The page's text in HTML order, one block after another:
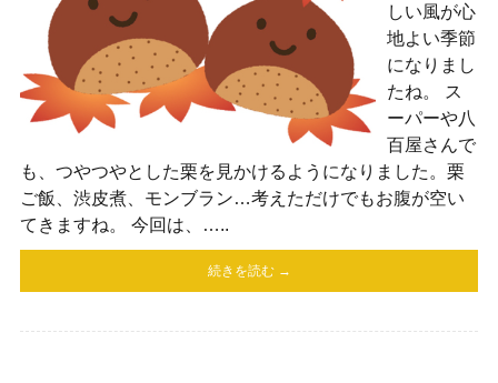
しい風が心
地よい季節
になりまし
たね。 ス
ーパーや八
百屋さんで
も、つやつやとした栗を見かけるようになりました。栗
ご飯、渋皮煮、モンブラン…考えただけでもお腹が空い
てきますね。 今回は、…..
続きを読む →